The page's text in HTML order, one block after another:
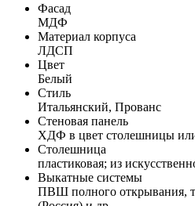
Фасад
МДФ
Материал корпуса
ЛДСП
Цвет
Белый
Стиль
Итальянский, Прованс
Стеновая панель
ХДФ в цвет столешницы
Столешница
пластиковая; из
Выкатные системы
ПВШ полного открывания,